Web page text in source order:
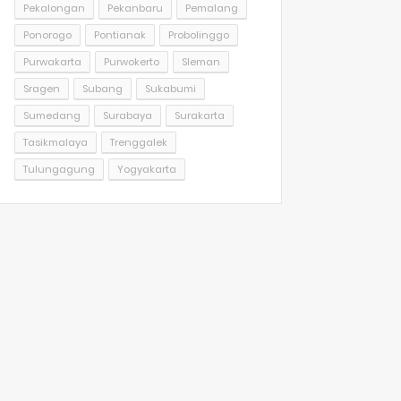
Pekalongan
Pekanbaru
Pemalang
Ponorogo
Pontianak
Probolinggo
Purwakarta
Purwokerto
Sleman
Sragen
Subang
Sukabumi
Sumedang
Surabaya
Surakarta
Tasikmalaya
Trenggalek
Tulungagung
Yogyakarta